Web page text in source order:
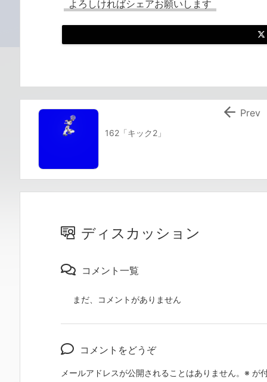
よろしければシェアお願いします
162「キック2」
 Prev
ディスカッション
コメント一覧
まだ、コメントがありません
コメントをどうぞ
メールアドレスが公開されることはありません。 ※ が